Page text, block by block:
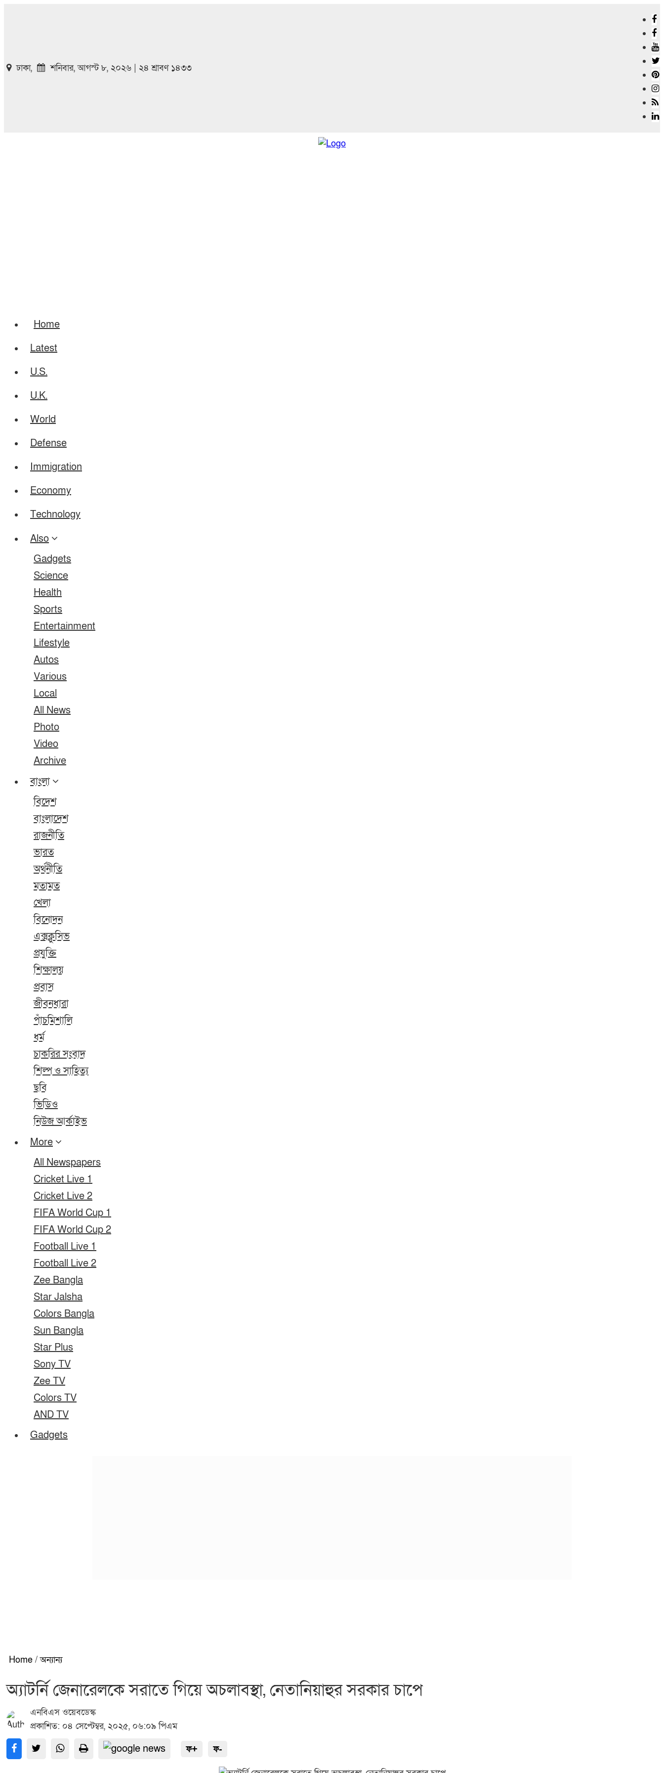
ঢাকা, শনিবার, আগস্ট ৮, ২০২৬ | ২৪ শ্রাবণ ১৪৩৩
Home
Latest
U.S.
U.K.
World
Defense
Immigration
Economy
Technology
Also
Gadgets
Science
Health
Sports
Entertainment
Lifestyle
Autos
Various
Local
All News
Photo
Video
Archive
বাংলা
বিদেশ
বাংলাদেশ
রাজনীতি
ভারত
অর্থনীতি
মতামত
খেলা
বিনোদন
এক্সক্লুসিভ
প্রযুক্তি
শিক্ষালয়
প্রবাস
জীবনধারা
পাঁচমিশালি
ধর্ম
চাকরির সংবাদ
শিল্প ও সাহিত্য
ছবি
ভিডিও
নিউজ আর্কাইভ
More
All Newspapers
Cricket Live 1
Cricket Live 2
FIFA World Cup 1
FIFA World Cup 2
Football Live 1
Football Live 2
Zee Bangla
Star Jalsha
Colors Bangla
Sun Bangla
Star Plus
Sony TV
Zee TV
Colors TV
AND TV
Gadgets
Home / অন্যান্য
অ্যাটর্নি জেনারেলকে সরাতে গিয়ে অচলাবস্থা, নেতানিয়াহুর সরকার চাপে
এনবিএস ওয়েবডেস্ক
প্রকাশিত: ০৪ সেপ্টেম্বর, ২০২৫, ০৬:০৯ পিএম
ফ+ ফ-